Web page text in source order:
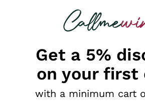
looking for
Get a 5%
on your first
with a minimum cart